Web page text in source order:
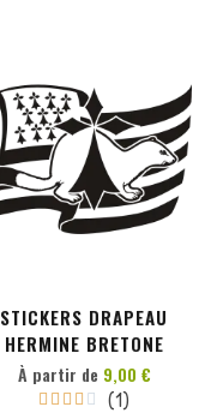
STICKERS DRAPEAU
HERMINE BRETONE
     (1)
À partir de 9,00 €